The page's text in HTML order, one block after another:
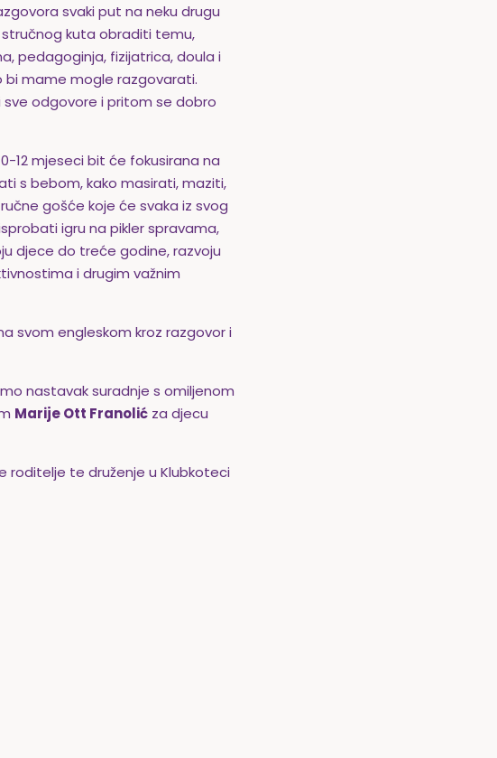
svaki put na neku drugu
kuta obraditi temu,
pedagoginja, fizijatrica, doula i
bi mame mogle razgovarati.
sve odgovore i pritom se dobro
12 mjeseci bit će fokusirana na
s bebom, kako masirati, maziti,
gošće koje će svaka iz svog
igru na pikler spravama,
djece do treće godine, razvoju
i drugim važnim
svom engleskom kroz razgovor i
nastavak suradnje s omiljenom
Marije Ott Franolić za djecu
roditelje te druženje u Klubkoteci